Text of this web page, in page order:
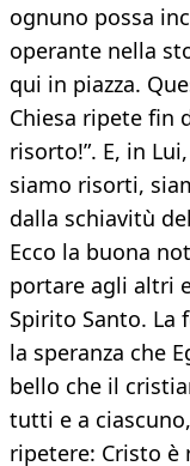
ognuno possa
operante nella
qui in piazza.
Chiesa ripete fin
risorto!”. E, in
siamo risorti,
dalla schiavitù
Ecco la buona
portare agli altri
Spirito Santo. La
la speranza che
bello che il
tutti e a
ripetere: Cristo